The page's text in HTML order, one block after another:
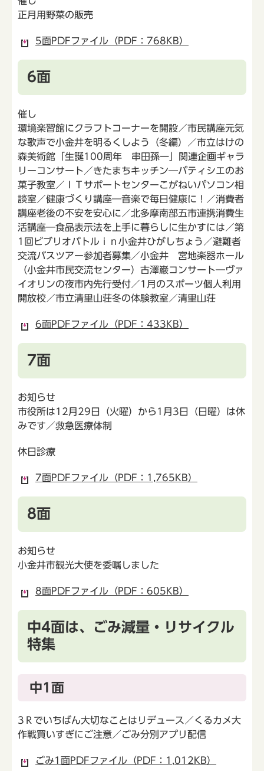
正月用野菜の販売
5面PDFファイル（PDF：768KB）
6面
催し
環境楽習館にクラフトコーナーを開設／市民講座元気
な歌声で小金井を明るくしよう（冬編）／市立はけの
森美術館「生誕100周年 串田孫一」関連企画ギャラ
リーコンサート／きたまちキッチン―パティシエのお
菓子教室／ＩＴサポートセンターこがねいパソコン相
談室／健康づくり講座―音楽で毎日健康に！／消費者
講座老後の不安を安心に／北多摩南部五市連携消費生
活講座―食品表示法を上手に暮らしに生かすには／第
1回ビブリオバトルｉｎ小金井ひがしちょう／避難者
交流バスツアー参加者募集／小金井 宮地楽器ホール
（小金井市民交流センター）古澤巌コンサート―ヴァ
イオリンの夜市内先行受付／1月のスポーツ個人利用
開放校／市立清里山荘冬の体験教室／清里山荘
6面PDFファイル（PDF：433KB）
7面
お知らせ
市役所は12月29日（火曜）から1月3日（日曜）は休
みです／救急医療体制
休日診療
7面PDFファイル（PDF：1,765KB）
8面
お知らせ
小金井市観光大使を委嘱しました
8面PDFファイル（PDF：605KB）
中4面は、ごみ減量・リサイクル
特集
中1面
3Ｒでいちばん大切なことはリデュース／くるカメ大
作戦買いすぎにご注意／ごみ分別アプリ配信
ごみ1面PDFファイル（PDF：1,012KB）